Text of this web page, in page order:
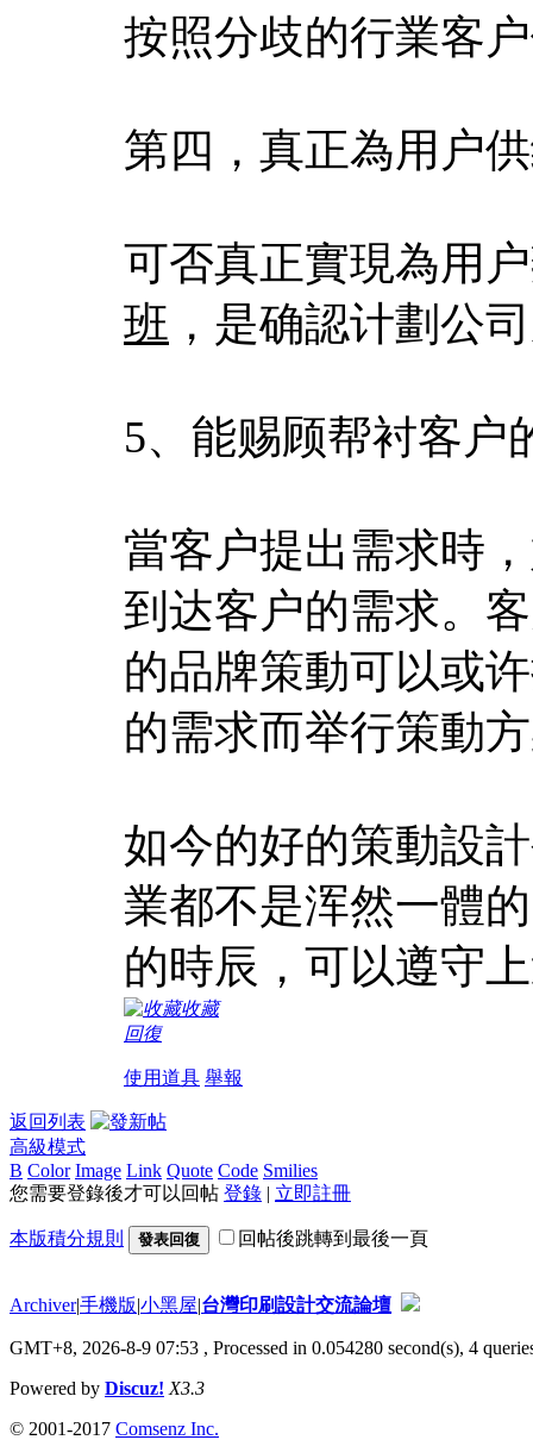
按照分歧的行業客
第四，真正為用户
可否真正實現為用
班 ，是确認计劃公
5、能赐顾帮衬客户
當客户提出需求時
到达客户的需求。
的品牌策動可以或
的需求而举行策動
如今的好的策動設
業都不是浑然一體
的時辰，可以遵守
收藏
回復
使用道具 舉報
返回列表
高級模式
B Color Image Link Quote Code Smilies
您需要登錄後才可以回帖 登錄 | 立即註冊
本版積分規則 發表回復 回帖後跳轉到最後一頁
Archiver|手機版|小黑屋|台灣印刷設計交流論壇
GMT+8, 2026-8-9 07:53 , Processed in 0.054280 second(s), 4
Powered by Discuz! X3.3
© 2001-2017 Comsenz Inc.